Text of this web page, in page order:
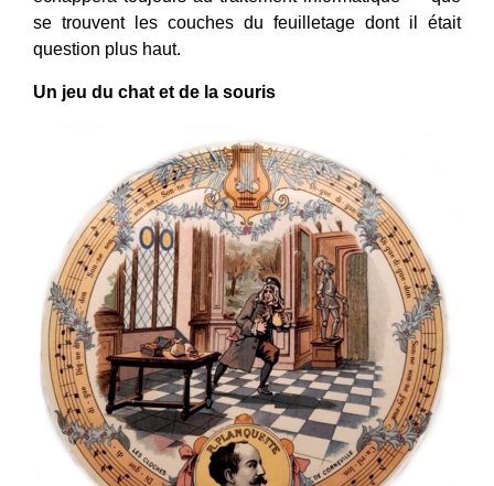
se trouvent les couches du feuilletage dont il était
question plus haut.
Un jeu du chat et de la souris